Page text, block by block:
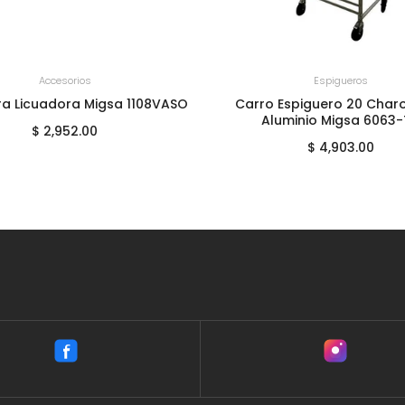
AL CARRITO
Accesorios
Licuadora Migsa 1108VASO
$ 2,952.00
AGREGAR AL CARRITO
Espigueros
Carro Espiguero 20
Aluminio Migsa
$ 4,903.00